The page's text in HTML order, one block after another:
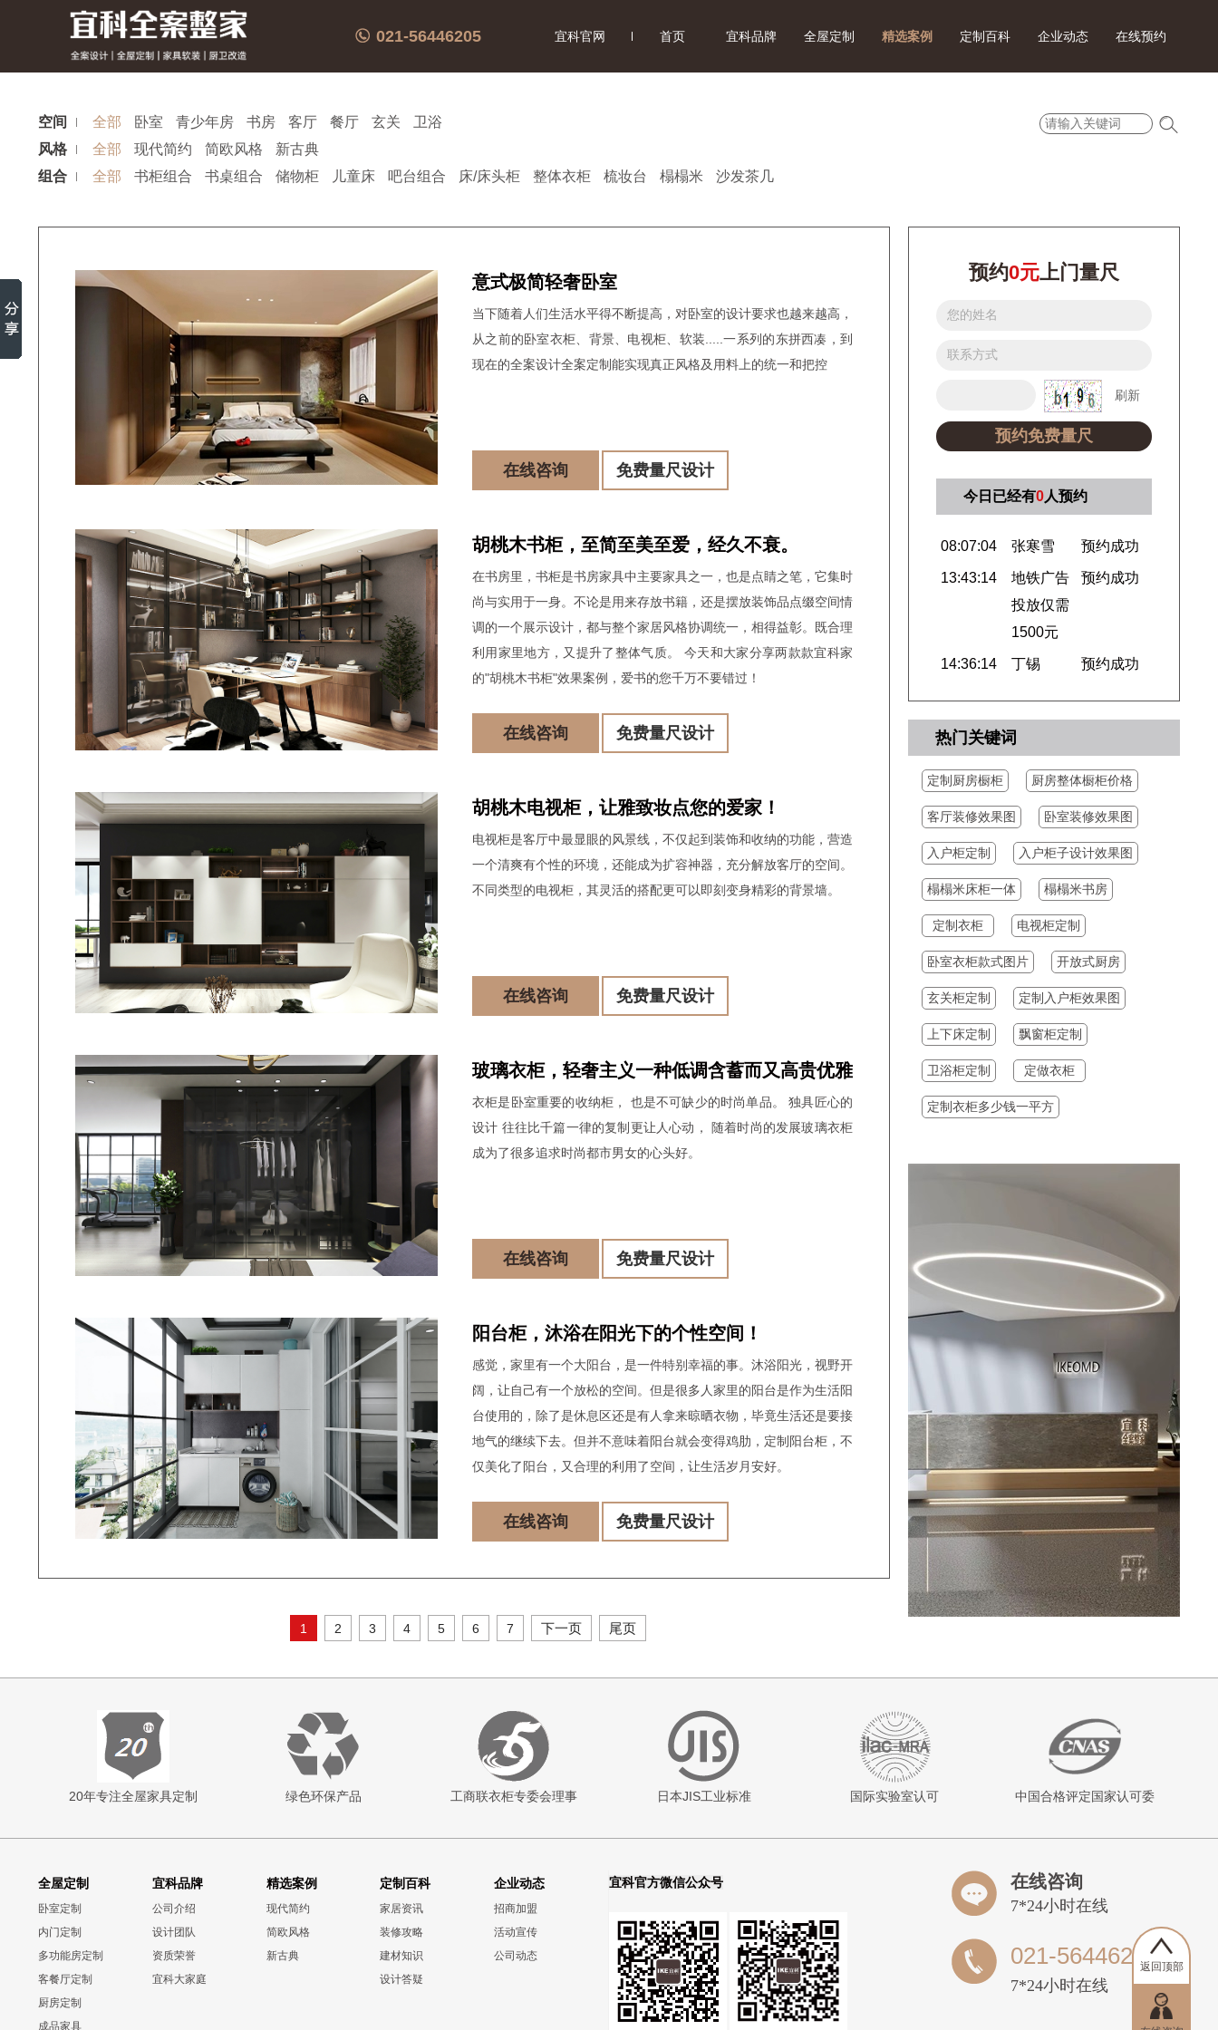
021-56446205 宜科官网 首页 宜科品牌 全屋定制 精选案例 定制百科 企业动态 在线预约
空间 全部 卧室 青少年房 书房 客厅 餐厅 玄关
卫浴
风格
全部 现代简约 简欧风格
新古典
组合
全部 书柜组合 书桌组合 储物柜 儿童床 吧台组合 床/床头柜 整体衣柜 梳妆台 榻榻米 沙发茶几
意式极简轻奢卧室
当下随着人们生活水平得不断提高，对卧室的设计要求也越来越高，
从之前的卧室衣柜、背景、电视柜、软装.....一系列的东拼西凑，到
现在的全案设计全案定制能实现真正风格及用料上的统一和把控
在线咨询 免费量尺设计
胡桃木书柜，至简至美至爱，经久不衰。
在书房里，书柜是书房家具中主要家具之一，也是点睛之笔，它集时
尚与实用于一身。不论是用来存放书籍，还是摆放装饰品点缀空间情
调的一个展示设计，都与整个家居风格协调统一，相得益彰。既合理
利用家里地方，又提升了整体气质。 今天和大家分享两款款宜科家
的"胡桃木书柜"效果案例，爱书的您千万不要错过！
在线咨询 免费量尺设计
胡桃木电视柜，让雅致妆点您的爱家！
电视柜是客厅中最显眼的风景线，不仅起到装饰和收纳的功能，营造
一个清爽有个性的环境，还能成为扩容神器，充分解放客厅的空间。
不同类型的电视柜，其灵活的搭配更可以即刻变身精彩的背景墙。
在线咨询 免费量尺设计
玻璃衣柜，轻奢主义一种低调含蓄而又高贵优雅
的生活态度。
衣柜是卧室重要的收纳柜， 也是不可缺少的时尚单品。 独具匠心的
设计 往往比千篇一律的复制更让人心动， 随着时尚的发展玻璃衣柜
成为了很多追求时尚都市男女的心头好。
在线咨询 免费量尺设计
阳台柜，沐浴在阳光下的个性空间！
感觉，家里有一个大阳台，是一件特别幸福的事。沐浴阳光，视野开
阔，让自己有一个放松的空间。但是很多人家里的阳台是作为生活阳
台使用的，除了是休息区还是有人拿来晾晒衣物，毕竟生活还是要接
地气的继续下去。但并不意味着阳台就会变得鸡肋，定制阳台柜，不
仅美化了阳台，又合理的利用了空间，让生活岁月安好。
在线咨询 免费量尺设计
1 2 3 4 5 6 7 下一页 尾页
预约0元上门量尺
刷新
预约免费量尺
今日已经有0人预约
08:07:04 张寒雪 预约成功
13:43:14
地铁广告
预约成功
丁锡
14:36:14 胡韦 预约成功
14:32:19 郭涛 预约成功
15:04:12 先生
15:03:12 预约成功
11:19:12 吕立新 预约成功
17:36:11 李先生 预约成功
17:08:28 梁丙麟 预约成功
18:00:25 梁先生 预约成功
18:00:25 梁先生 预约成功
17:59:25 梁丙麟 预约成功
17:59:25 梁丙麟
17:53:23 候军 预约成功
17:51:23 李琳
17:45:23 梁丙麟 预约成功
梁先生
19:23:23 余昀键 预约成功
17:29:06
09:45:23 凌小悠
06:30:18 金忠完 预约成功
10:23:15 王女士 预约成功
14:30:19 李祖娇 预约成功
21:33:17 谷国永 预约成功
15:19:12 姜先生 预约成功
20:06:08 姜先生 预约成功
20:27:16 谷国永 预约成功
预约成功
聂先生 百
度加盟星
预约成功
11:16:13 王
11:16:13 王 预约成功
00:48:09 宋欣滢 预约成功
19:01:28 相女士 预约成功
热门关键词
定制厨房橱柜 厨房整体橱柜价格
客厅装修效果图 卧室装修效果图
入户柜定制 入户柜子设计效果图
榻榻米床柜一体 榻榻米书房
定制衣柜 电视柜定制
卧室衣柜款式图片 开放式厨房
玄关柜定制 定制入户柜效果图
上下床定制 飘窗柜定制
卫浴柜定制 定做衣柜
定制衣柜多少钱一平方
20年专注全屋家具定制 绿色环保产品 工商联衣柜专委会理事 日本JIS工业标准 国际实验室认可 中国合格评定国家认可委
全屋定制
卧室定制
内门定制
多功能房定制
客餐厅定制
厨房定制
成品家具
宜科品牌
公司介绍
设计团队
资质荣誉
宜科大家庭
精选案例
现代简约
简欧风格
新古典
定制百科
家居资讯
装修攻略
建材知识
设计答疑
企业动态
招商加盟
活动宣传
公司动态
宜科官方微信公众号 在线咨询
7*24小时在线
021-56446205
7*24小时在线
返回顶部